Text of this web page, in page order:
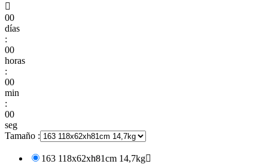

00
días
:
00
horas
:
00
min
:
00
seg
Tamaño :
163 118x62xh81cm 14,7kg